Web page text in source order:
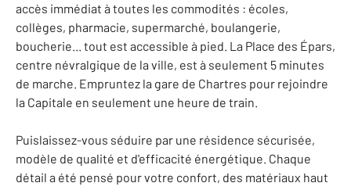
accès immédiat à toutes les commodités : écoles,
collèges, pharmacie, supermarché, boulangerie,
boucherie... tout est accessible à pied. La Place des Épars,
centre névralgique de la ville, est à seulement 5 minutes
de marche. Empruntez la gare de Chartres pour rejoindre
la Capitale en seulement une heure de train.
Puislaissez-vous séduire par une résidence sécurisée,
modèle de qualité et d'efficacité énergétique. Chaque
détail a été pensé pour votre confort, des matériaux haut